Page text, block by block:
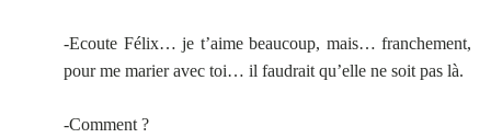
-Ecoute Félix… je t’aime beaucoup, mais… franchement,
pour me marier avec toi… il faudrait qu’elle ne soit pas là.
-Comment ?